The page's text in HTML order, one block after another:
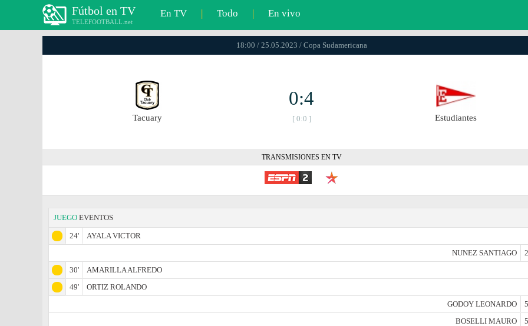
Fútbol en TV
TELEFOOTBALL.net
En TV | Todo | En vivo
18:00 / 25.05.2023 / Copa Sudamericana
Tacuary
0:4
[ 0:0 ] Estudiantes
TRANSMISIONES EN TV
JUEGO EVENTOS
24'
AYALA VICTOR
NUNEZ SANTIAGO
30'
AMARILLA ALFREDO
49'
ORTIZ ROLANDO
GODOY LEONARDO
BOSELLI MAURO